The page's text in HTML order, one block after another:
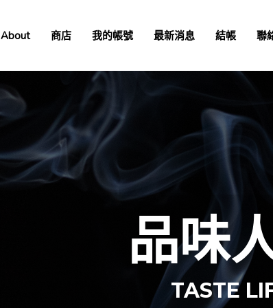
About 商店 我的帳號 最新消息 結帳 聯
品味
TASTE